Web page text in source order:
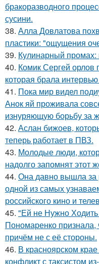
бракоразводного
сусини.
38. Алла Довлатова
пластики: "ощущения
39. Кулинарный промах:
40. Комик Сергей орлов
которая брала
41. Пока мир видел
Анок яй проживала
изнуряющую борьбу за
42. Аслан бижоев,
теперь работает в ПВЗ.
43. Молодые люди,
надолго запомнят этот
44. Она давно вышла за
одной из самых
российского кино и
45. "Ей не Нужно Ходить
Пономаренко признала,
причём не с её стороны.
46. В красноярском
конфликт с таксистом